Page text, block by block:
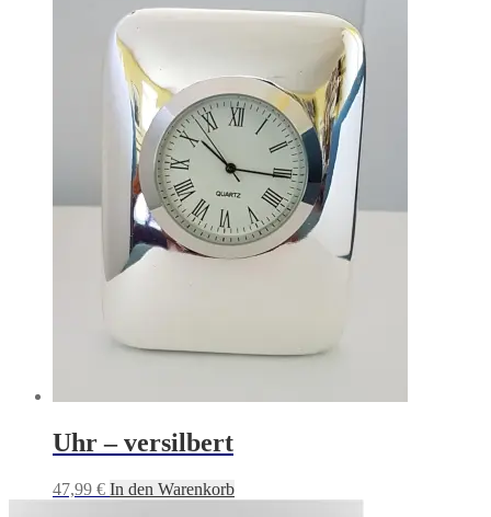
Uhr – versilbert
47,99 € In den Warenkorb